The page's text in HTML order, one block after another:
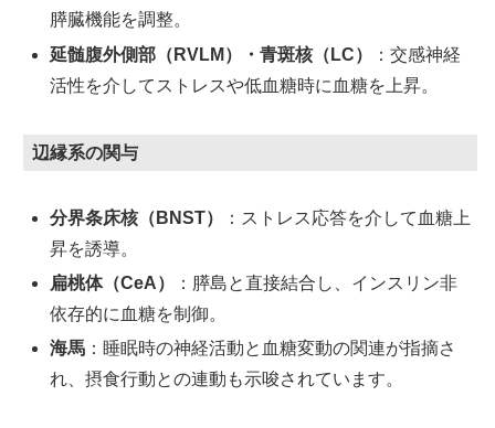
膵臓機能を調整。
延髄腹外側部（RVLM）・青斑核（LC）
：交感神経
活性を介してストレスや低血糖時に血糖を上昇。
辺縁系の関与
分界条床核（BNST）
：ストレス応答を介して血糖上
昇を誘導。
扁桃体（CeA）
：膵島と直接結合し、インスリン非
依存的に血糖を制御。
海馬 ：睡眠時の神経活動と血糖変動の関連が指摘さ
れ、摂食行動との連動も示唆されています。